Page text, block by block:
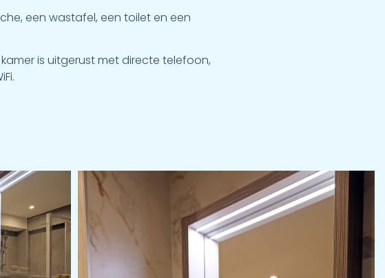
een wastafel, een toilet en een
is uitgerust met directe telefoon,